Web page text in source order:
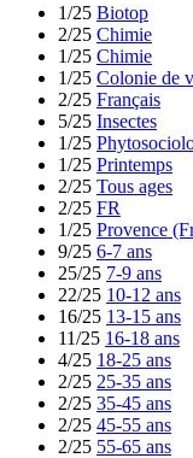
1/25 Biotop
2/25 Chimie
1/25 Chimie
1/25 Colonie de
2/25 Français
5/25 Insectes
1/25
1/25 Printemps
2/25 Tous ages
2/25 FR
1/25 Provence
9/25 6-7 ans
25/25 7-9 ans
22/25 10-12 ans
16/25 13-15 ans
11/25 16-18 ans
4/25 18-25 ans
2/25 25-35 ans
2/25 35-45 ans
2/25 45-55 ans
2/25 55-65 ans